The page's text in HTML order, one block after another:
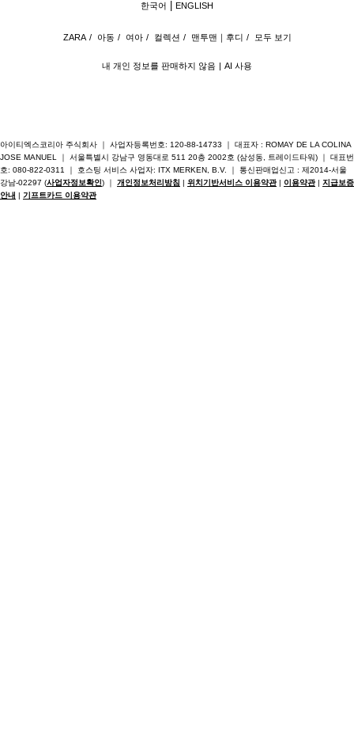
내 개인 정보를 판매하지 않음 AI 사용
ZARA / 아동 / 여아 / 컬렉션 / 맨투맨｜후디 / 모두 보기
한국어 ENGLISH
아이티엑스코리아 주식회사 ｜ 사업자등록번호: 120-88-14733 ｜ 대표자 : ROMAY DE LA COLINA
JOSE MANUEL ｜ 서울특별시 강남구 영동대로 511 20층 2002호 (삼성동, 트레이드타워) ｜ 대표번
호: 080-822-0311 ｜ 호스팅 서비스 사업자: ITX MERKEN, B.V. ｜ 통신판매업신고 : 제2014-서울
강남-02297 (사업자정보확인) ｜ 개인정보처리방침 | 위치기반서비스 이용약관 | 이용약관 | 지급보증
안내 | 기프트카드 이용약관